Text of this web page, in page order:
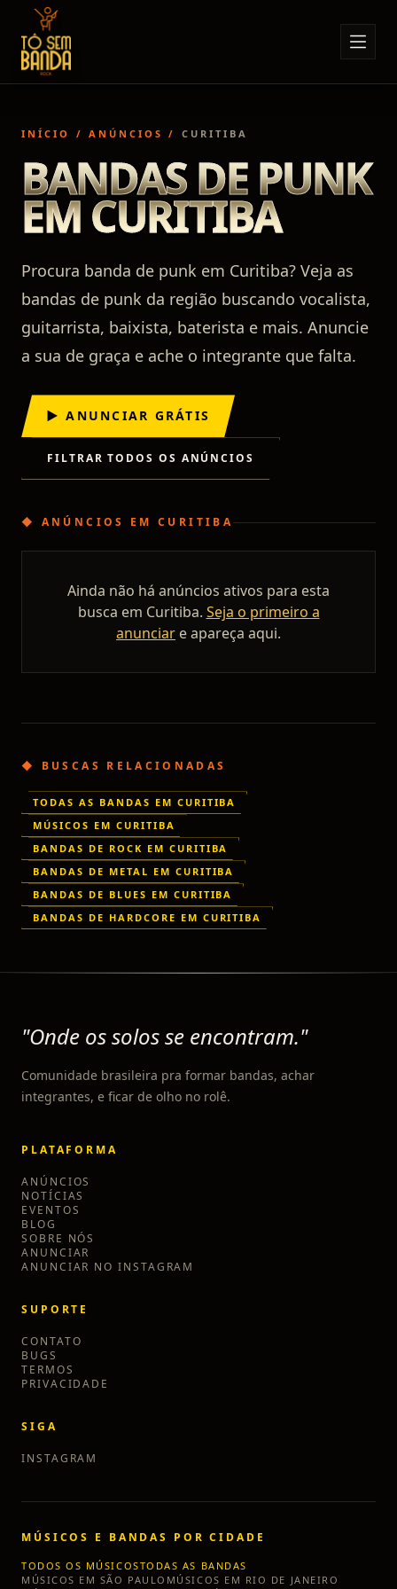
Sobre Nós
Eventos
Minha Conta
INÍCIO / ANÚNCIOS / CURITIBA
BANDAS DE PUNK
EM CURITIBA
Procura banda de punk em Curitiba? Veja as
bandas de punk da região buscando vocalista,
guitarrista, baixista, baterista e mais. Anuncie
a sua de graça e ache o integrante que falta.
▶ ANUNCIAR GRÁTIS
FILTRAR TODOS OS ANÚNCIOS
◆ ANÚNCIOS EMCURITIBA
Ainda não há anúncios ativos para esta
busca em Curitiba. Seja o primeiro a
anunciar e apareça aqui.
◆ BUSCAS RELACIONADAS
TODAS AS BANDAS EM CURITIBA
MÚSICOS EM CURITIBA
BANDAS DE ROCK EM CURITIBA
BANDAS DE METAL EM CURITIBA
BANDAS DE BLUES EM CURITIBA
BANDAS DE HARDCORE EM CURITIBA
"Onde os solos se encontram."
Comunidade brasileira pra formar bandas, achar
integrantes, e ficar de olho no rolê.
PLATAFORMA
ANÚNCIOS
NOTÍCIAS
EVENTOS
BLOG
SOBRE NÓS
ANUNCIAR
ANUNCIAR NO INSTAGRAM
SUPORTE
CONTATO
BUGS
TERMOS
PRIVACIDADE
SIGA
INSTAGRAM
MÚSICOS E BANDAS POR CIDADE
TODOS OS MÚSICOSTODAS AS BANDAS
MÚSICOS EM SÃO PAULO MÚSICOS EM RIO DE JANEIRO